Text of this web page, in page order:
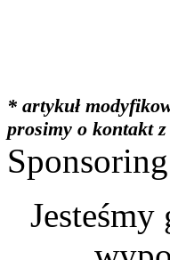
* artykuł
prosimy o kontakt
Sponsoring